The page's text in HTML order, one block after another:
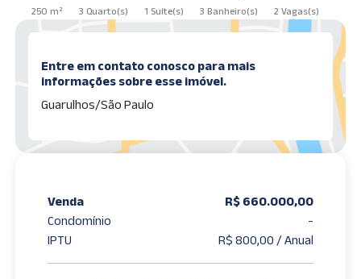
sendo 1 suíte e churrasqueira. AI54691
250 m² 3 Quarto(s) 1 Suíte(s) 3 Banheiro(s) 2 Vagas(s)
Entre em contato conosco para mais
informações sobre esse imóvel.
Guarulhos/São Paulo
Venda
R$ 660.000,00
Condomínio
-
IPTU
R$ 800,00 / Anual